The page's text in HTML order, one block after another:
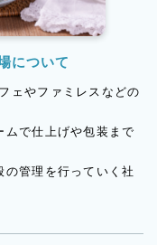
について
ェやファミレスなどの
ムで仕上げや包装まで
の管理を行っていく社